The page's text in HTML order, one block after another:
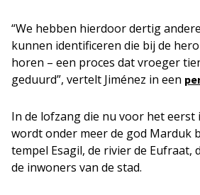
“We hebben hierdoor dertig
kunnen identificeren die bij de
horen – een proces dat vroeger
geduurd”, vertelt Jiménez in een
In de lofzang die nu voor het eerst
wordt onder meer de god Marduk
tempel Esagil, de rivier de Eufraat,
de inwoners van de stad.